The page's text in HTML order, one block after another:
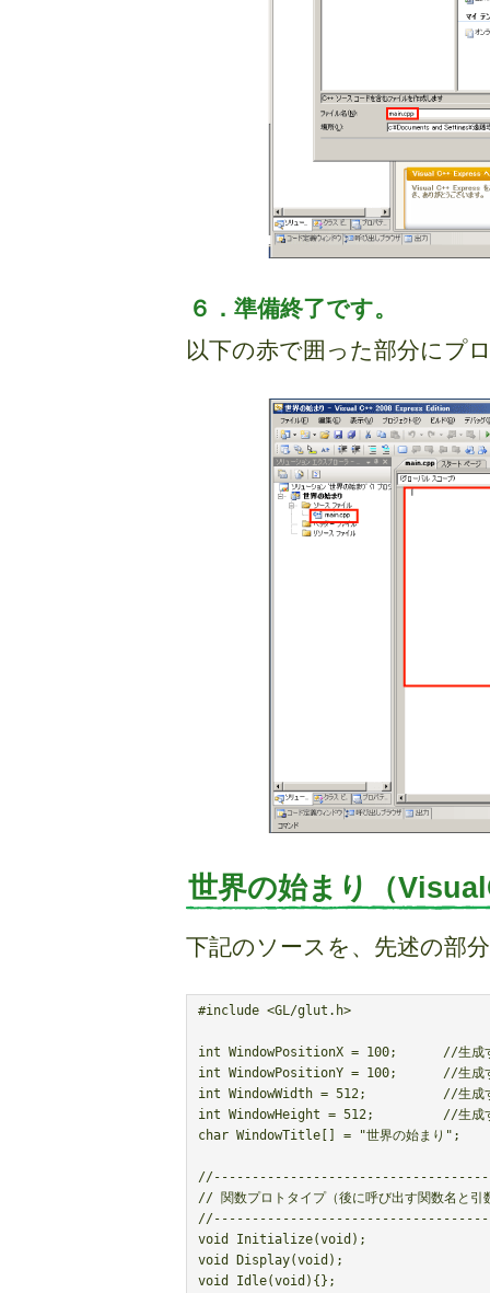
６．準備終了です。
以下の赤で囲った部分にプ
世界の始まり（
下記のソースを、先述の部
#include <GL/glut.h>
int WindowPositionX = 100;	//生成するウィンドウ位置のX座標
int WindowPositionY = 100;	//生成するウィンドウ位置のY座標
int WindowWidth = 512;		//生成するウィンドウの幅
int WindowHeight = 512;		//生成するウィンドウの高さ
char WindowTitle[] = "世界の始まり";	//ウィンドウのタイトル
// 関数プロトタイプ（後に呼び出す関数名と引
void Initialize(void);
void Display(void);
void Idle(void){};